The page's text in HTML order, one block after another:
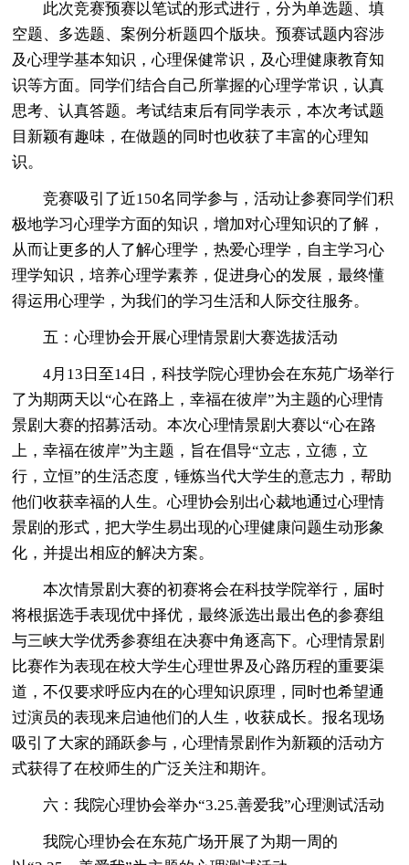
此次竞赛预赛以笔试的形式进行，分为单选题、填
空题、多选题、案例分析题四个版块。预赛试题内容涉
及心理学基本知识，心理保健常识，及心理健康教育知
识等方面。同学们结合自己所掌握的心理学常识，认真
思考、认真答题。考试结束后有同学表示，本次考试题
目新颖有趣味，在做题的同时也收获了丰富的心理知
识。
竞赛吸引了近150名同学参与，活动让参赛同学们积
极地学习心理学方面的知识，增加对心理知识的了解，
从而让更多的人了解心理学，热爱心理学，自主学习心
理学知识，培养心理学素养，促进身心的发展，最终懂
得运用心理学，为我们的学习生活和人际交往服务。
五：心理协会开展心理情景剧大赛选拔活动
4月13日至14日，科技学院心理协会在东苑广场举行
了为期两天以“心在路上，幸福在彼岸”为主题的心理情
景剧大赛的招募活动。本次心理情景剧大赛以“心在路
上，幸福在彼岸”为主题，旨在倡导“立志，立德，立
行，立恒”的生活态度，锤炼当代大学生的意志力，帮助
他们收获幸福的人生。心理协会别出心裁地通过心理情
景剧的形式，把大学生易出现的心理健康问题生动形象
化，并提出相应的解决方案。
本次情景剧大赛的初赛将会在科技学院举行，届时
将根据选手表现优中择优，最终派选出最出色的参赛组
与三峡大学优秀参赛组在决赛中角逐高下。心理情景剧
比赛作为表现在校大学生心理世界及心路历程的重要渠
道，不仅要求呼应内在的心理知识原理，同时也希望通
过演员的表现来启迪他们的人生，收获成长。报名现场
吸引了大家的踊跃参与，心理情景剧作为新颖的活动方
式获得了在校师生的广泛关注和期许。
六：我院心理协会举办“3.25.善爱我”心理测试活动
我院心理协会在东苑广场开展了为期一周的